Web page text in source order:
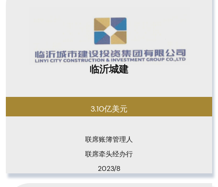
临沂城建
3.10亿美元
联席账簿管理人
联席牵头经办行
2023/8